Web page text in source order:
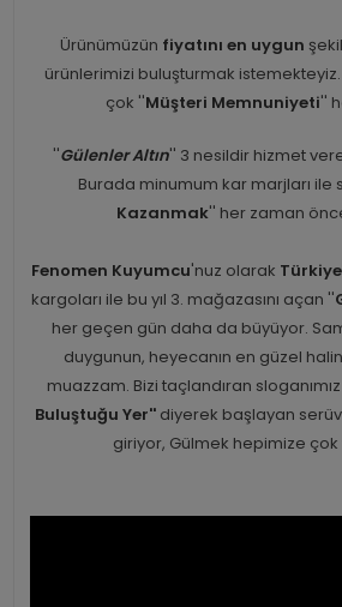
Ürünümüzün fiyatını en uygun
ürünlerimizi buluşturmak
çok ''Müşteri Memnuniyeti''
''Gülenler Altın'' 3 nesildir hizmet
Burada minumum kar marjları ile
Kazanmak'' her zaman
Fenomen Kuyumcu'nuz olarak
kargoları ile bu yıl 3. mağazasını açan ''
her geçen gün daha da büyüyor.
duygunun, heyecanın en güzel
muazzam. Bizi taçlandıran sloganımız
Buluştuğu Yer'' diyerek başlayan
giriyor, Gülmek hepimize çok